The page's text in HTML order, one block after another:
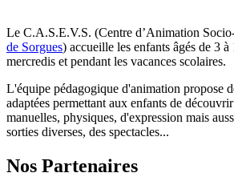
Le C.A.S.E.V.S. (Centre d’Animation
de Sorgues) accueille les enfants âgés de 3
mercredis et pendant les vacances scolaires.
L'équipe pédagogique d'animation propose
adaptées permettant aux enfants de
manuelles, physiques, d'expression mais
sorties diverses, des spectacles...
Nos Partenaires